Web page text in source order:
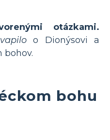
otázkami.
o Dionýsovi a
bohov.
bohu